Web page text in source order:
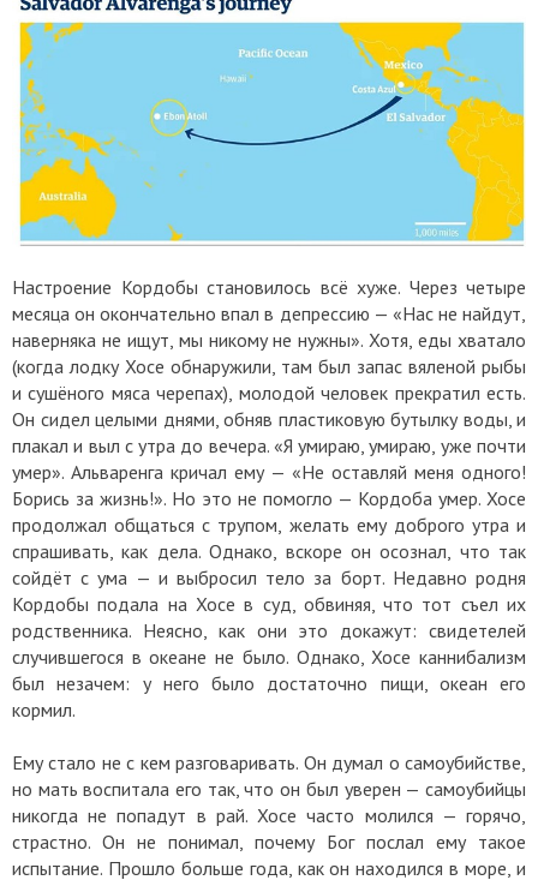
Настроение Кордобы становилось всё хуже. Через четыре
месяца он окончательно впал в депрессию — «Нас не найдут,
наверняка не ищут, мы никому не нужны». Хотя, еды хватало
(когда лодку Хосе обнаружили, там был запас вяленой рыбы
и сушёного мяса черепах), молодой человек прекратил есть.
Он сидел целыми днями, обняв пластиковую бутылку воды, и
плакал и выл с утра до вечера. «Я умираю, умираю, уже почти
умер». Альваренга кричал ему — «Не оставляй меня одного!
Борись за жизнь!». Но это не помогло — Кордоба умер. Хосе
продолжал общаться с трупом, желать ему доброго утра и
спрашивать, как дела. Однако, вскоре он осознал, что так
сойдёт с ума — и выбросил тело за борт. Недавно родня
Кордобы подала на Хосе в суд, обвиняя, что тот съел их
родственника. Неясно, как они это докажут: свидетелей
случившегося в океане не было. Однако, Хосе каннибализм
был незачем: у него было достаточно пищи, океан его
кормил.
Ему стало не с кем разговаривать. Он думал о самоубийстве,
но мать воспитала его так, что он был уверен — самоубийцы
никогда не попадут в рай. Хосе часто молился — горячо,
страстно. Он не понимал, почему Бог послал ему такое
испытание. Прошло больше года, как он находился в море, и